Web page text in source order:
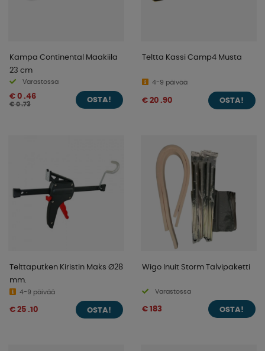
Kampa Continental Maakiila
23 cm
Varastossa
€ 0 .46
€ 0 .73
OSTA!
Teltta Kassi Camp4 Musta
4-9 päivää
€ 20 .90 OSTA!
Telttaputken Kiristin Maks Ø28
mm.
4-9 päivää
€ 25 .10 OSTA!
Wigo Inuit Storm Talvipaketti
Varastossa
€ 183 OSTA!